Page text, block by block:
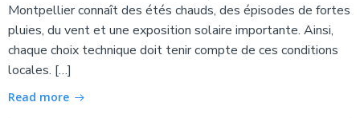
Montpellier connaît des étés chauds, des épisodes de fortes
pluies, du vent et une exposition solaire importante. Ainsi,
chaque choix technique doit tenir compte de ces conditions
locales. […]
Read more